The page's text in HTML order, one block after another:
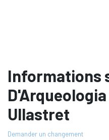
Informations
Ullastret
Demander un changement